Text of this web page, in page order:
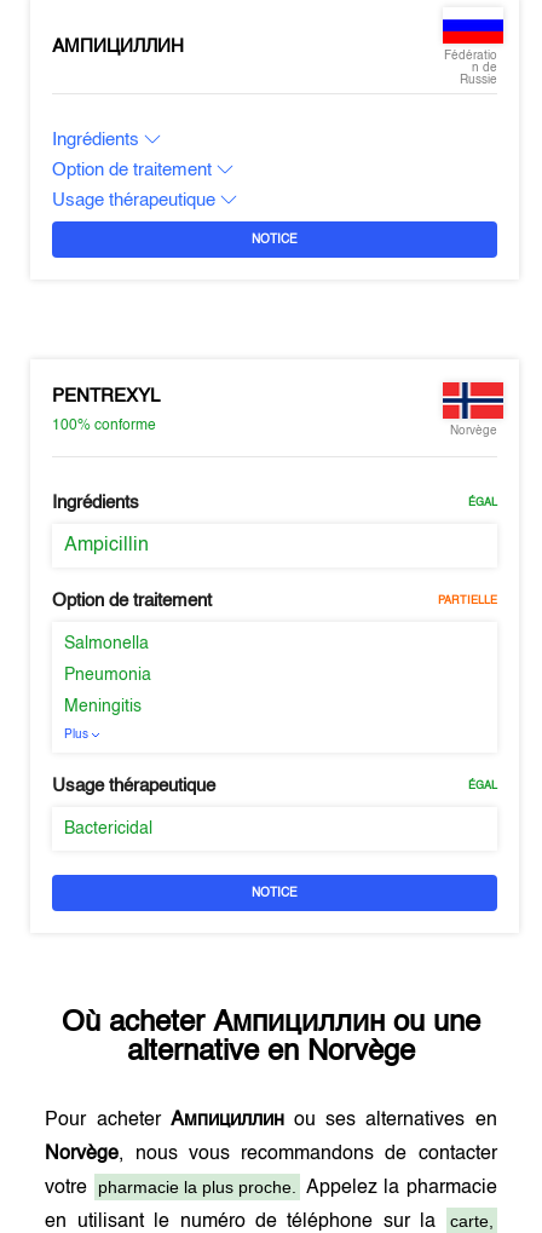
АМПИЦИЛЛИН
Fédératio
n de
Russie
Ingrédients
Option de traitement
Usage thérapeutique
NOTICE
PENTREXYL
100%conforme Norvège
Ingrédients ÉGAL
Ampicillin
Option de traitement PARTIELLE
Salmonella
Pneumonia
Meningitis
Plus
Usage thérapeutique ÉGAL
Bactericidal
NOTICE
Où acheter Ампициллин ou une
alternative en Norvège
Pour acheter Ампициллинou ses alternatives en
Norvège, nous vous recommandons de contacter
votre
pharmacie la plus proche.
Appelez la pharmacie
en utilisant le numéro de téléphone sur la
carte,